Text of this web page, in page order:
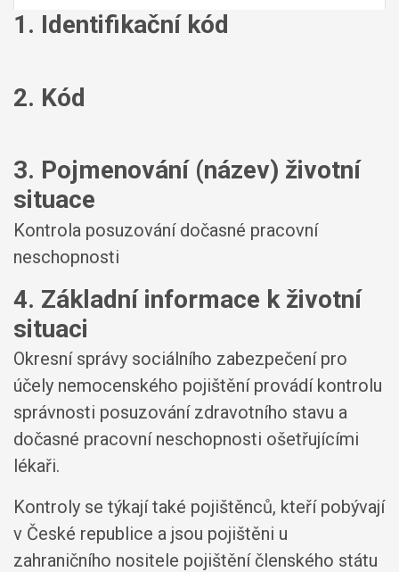
1. Identifikační kód
2. Kód
3. Pojmenování (název) životní
situace
Kontrola posuzování dočasné pracovní
neschopnosti
4. Základní informace k životní
situaci
Okresní správy sociálního zabezpečení pro
účely nemocenského pojištění provádí kontrolu
správnosti posuzování zdravotního stavu a
dočasné pracovní neschopnosti ošetřujícími
lékaři.
Kontroly se týkají také pojištěnců, kteří pobývají
v České republice a jsou pojištěni u
zahraničního nositele pojištění členského státu